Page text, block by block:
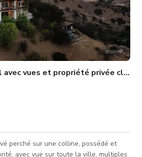
avec vues et propriété privée
perché sur une colline, possédé et
avec vue sur toute la ville, multiples